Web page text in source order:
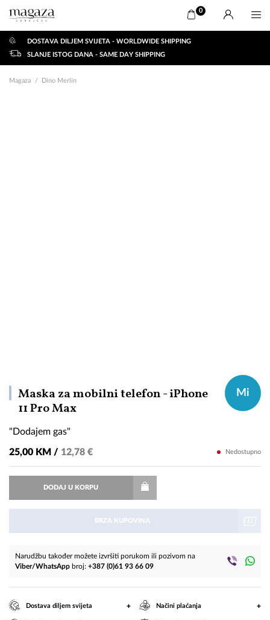
0
DOSTAVA DILJEM SVIJETA - WORLDWIDE SHIPPING
SLANJE ISTOG DANA - SAME DAY SHIPPING
Magaza Dino Merlin
Maska za mobilni telefon - iPhone
11 Pro Max"Dodajem
Mi
"Dodajem gas"
25,00 KM / 12,78 € Nedostupno
DODAJ U KORPU
BRZA KUPOVINA
Narudžbu također možete izvršiti porukom ili pozivom na
Viber/WhatsApp broj: +387 (0)61 93 66 09
Dostava diljem svijeta + Načini plaćanja +